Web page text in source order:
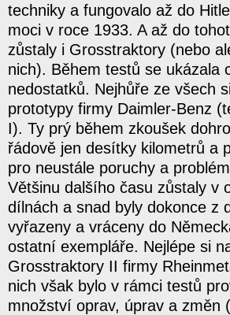
techniky a fungovalo až do
moci v roce 1933. A až do
zůstaly i Grosstraktory (nebo
nich). Během testů se ukázala
nedostatků. Nejhůře ze všech
prototypy firmy Daimler-Benz
I). Ty prý během zkoušek
řádově jen desítky kilometrů a
pro neustále poruchy a
Většinu dalšího času zůstaly v
dílnách a snad byly dokonce z
vyřazeny a vráceny do
ostatní exempláře. Nejlépe si
Grosstraktory II firmy
nich však bylo v rámci testů
množství oprav, úprav a změn